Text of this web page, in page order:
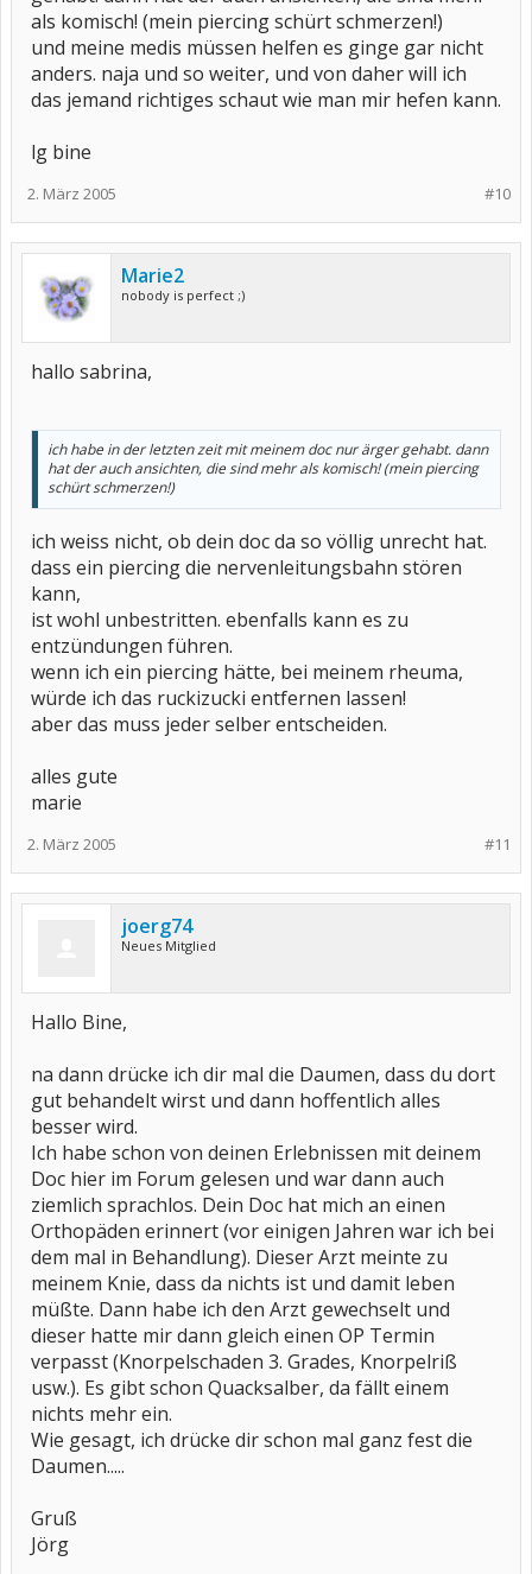
als komisch! (mein piercing schürt schmerzen!)
und meine medis müssen helfen es ginge gar nicht
anders. naja und so weiter, und von daher will ich
das jemand richtiges schaut wie man mir hefen kann.
lg bine
#10
2. März 2005
Marie2
nobody is perfect ;)
hallo sabrina,
ich habe in der letzten zeit mit meinem doc nur ärger gehabt. dann
hat der auch ansichten, die sind mehr als komisch! (mein piercing
schürt schmerzen!)
ich weiss nicht, ob dein doc da so völlig unrecht hat.
dass ein piercing die nervenleitungsbahn stören
kann,
ist wohl unbestritten. ebenfalls kann es zu
entzündungen führen.
wenn ich ein piercing hätte, bei meinem rheuma,
würde ich das ruckizucki entfernen lassen!
aber das muss jeder selber entscheiden.
alles gute
marie
#11
2. März 2005
joerg74
Neues Mitglied
Hallo Bine,
na dann drücke ich dir mal die Daumen, dass du dort
gut behandelt wirst und dann hoffentlich alles
besser wird.
Ich habe schon von deinen Erlebnissen mit deinem
Doc hier im Forum gelesen und war dann auch
ziemlich sprachlos. Dein Doc hat mich an einen
Orthopäden erinnert (vor einigen Jahren war ich bei
dem mal in Behandlung). Dieser Arzt meinte zu
meinem Knie, dass da nichts ist und damit leben
müßte. Dann habe ich den Arzt gewechselt und
dieser hatte mir dann gleich einen OP Termin
verpasst (Knorpelschaden 3. Grades, Knorpelriß
usw.). Es gibt schon Quacksalber, da fällt einem
nichts mehr ein.
Wie gesagt, ich drücke dir schon mal ganz fest die
Daumen.....
Gruß
Jörg